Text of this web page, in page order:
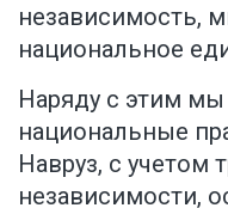
независимость,
национальное
Наряду с этим
национальные
Навруз, с учетом
независимости,